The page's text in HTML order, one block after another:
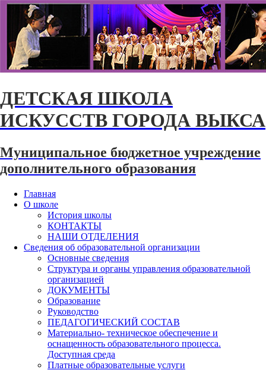
ДЕТСКАЯ ШКОЛА
ИСКУССТВ ГОРОДА ВЫКСА
Муниципальное бюджетное учреждение
дополнительного образования
Главная
О школе
История школы
КОНТАКТЫ
НАШИ ОТДЕЛЕНИЯ
Сведения об образовательной организации
Основные сведения
Структура и органы управления образовательной
организацией
ДОКУМЕНТЫ
Образование
Руководство
ПЕДАГОГИЧЕСКИЙ СОСТАВ
Материально- техническое обеспечение и
оснащенность образовательного процесса.
Доступная среда
Платные образовательные услуги